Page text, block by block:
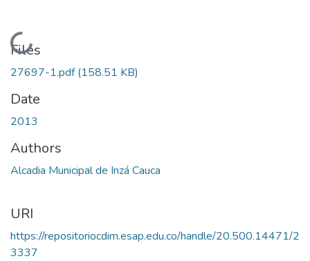
Loading...
Files
27697-1.pdf(158.51 KB)
Date
2013
Authors
Alcadia Municipal de Inzá Cauca
URI
https://repositoriocdim.esap.edu.co/handle/20.500.14471/2
3337